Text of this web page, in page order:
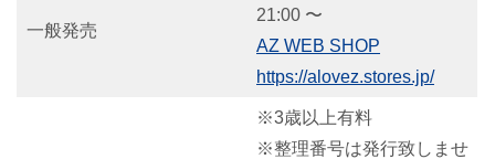
一般発売
21:00 〜
AZ WEB SHOP
https://alovez.stores.jp/
※3歳以上有料
※整理番号は発行致しませ